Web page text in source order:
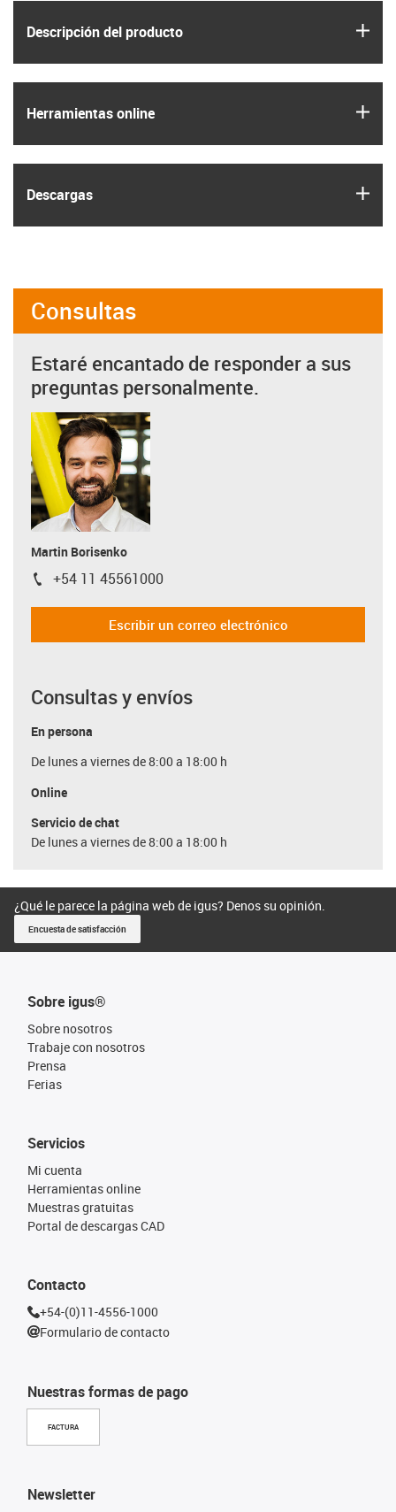
Descripción del producto
Herramientas online
Descargas
Consultas
Estaré encantado de responder a sus
preguntas personalmente.
Martin Borisenko
igus-icon-phone
+54 11 45561000
Escribir un correo electrónico
Consultas y envíos
En persona
De lunes a viernes de 8:00 a 18:00 h
Online
Servicio de chat
De lunes a viernes de 8:00 a 18:00 h
¿Qué le parece la página web de igus? Denos su opinión.
Encuesta de satisfacción
Sobre igus®
Sobre nosotros
Trabaje con nosotros
Prensa
Ferias
Nuestras formas de pago
FACTURA
Servicios
Mi cuenta
Herramientas online
Muestras gratuitas
Portal de descargas CAD
Contacto
+54-(0)11-4556-1000
Formulario de contacto
Newsletter